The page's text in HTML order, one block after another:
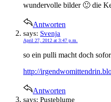
wundervolle bilder 🙂 die
Antworten
says: Svenja
April 27, 2012 at 3:47 p.m.
so ein pulli macht doch
http://
Antworten
says: Pusteblume